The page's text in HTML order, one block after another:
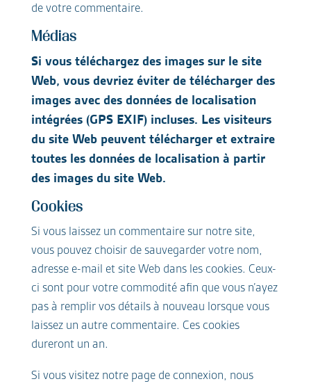
de votre commentaire.
Médias
Si vous téléchargez des images sur le site
Web, vous devriez éviter de télécharger des
images avec des données de localisation
intégrées (GPS EXIF) incluses. Les visiteurs
du site Web peuvent télécharger et extraire
toutes les données de localisation à partir
des images du site Web.
Cookies
Si vous laissez un commentaire sur notre site,
vous pouvez choisir de sauvegarder votre nom,
adresse e-mail et site Web dans les cookies. Ceux-
ci sont pour votre commodité afin que vous n’ayez
pas à remplir vos détails à nouveau lorsque vous
laissez un autre commentaire. Ces cookies
dureront un an.
Si vous visitez notre page de connexion, nous